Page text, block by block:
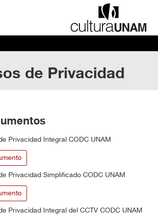
de Privacidad
Privacidad Integral CODC UNAM
Privacidad Simplificado CODC UNAM
Privacidad Integral del CCTV CODC UNAM